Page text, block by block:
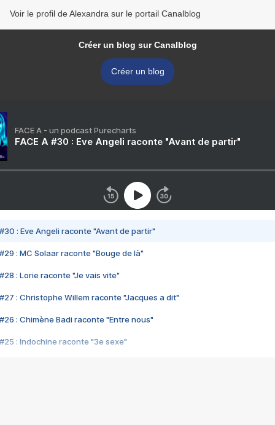
Voir le profil de Alexandra sur le portail Canalblog
Créer un blog sur Canalblog
Créer un blog
FACE A - un podcast Purecharts
FACE A #30 : Eve Angeli raconte "Avant de partir"
#30 : Eve Angeli raconte "Avant de partir"
#29 : MC Solaar raconte "Bouge de là"
#28 : Lorie raconte "Je vais vite"
#27 : Christophe Willem raconte "Jacques a dit"
#26 : Chimène Badi raconte "Entre nous"
#25 : Indochine raconte "3e sexe"